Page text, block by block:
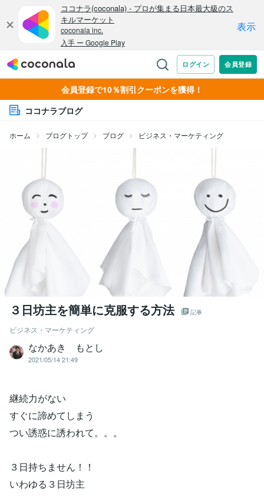
会員登録で10％割引クーポンを獲得！
ココナラブログ
ホーム ブログトップ ブログ ビジネス・マーケティング
３日坊主を簡単に克服する方法 記事
ビジネス・マーケティング
なかあき もとし
2021/05/14 21:49
継続力がない
すぐに諦めてしまう
つい誘惑に誘われて。。。
３日持ちません！！
いわゆる３日坊主